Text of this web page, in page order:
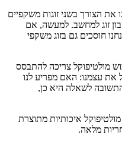
את הצורך בשני זוגות משקפיים
זוג למחשב. למעשה, אם
חוסכים גם בזוג משקפי
מולטיפוקל צריכה להתבסס
עצמנו: האם מפריע לנו
לשאלה היא כן,
איכותיות מתוצרת
מלאה.